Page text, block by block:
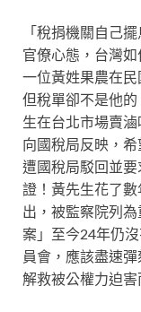
「稅捐機關自己
官僚心態，台灣
一位黃姓果農在
但稅單卻不是他
生在台北市場賣
向國稅局反映，
遭國稅局駁回並
證！黃先生花了
出，被監察院列
案」至今24年仍
員會，應該盡速
解救被公權力迫害